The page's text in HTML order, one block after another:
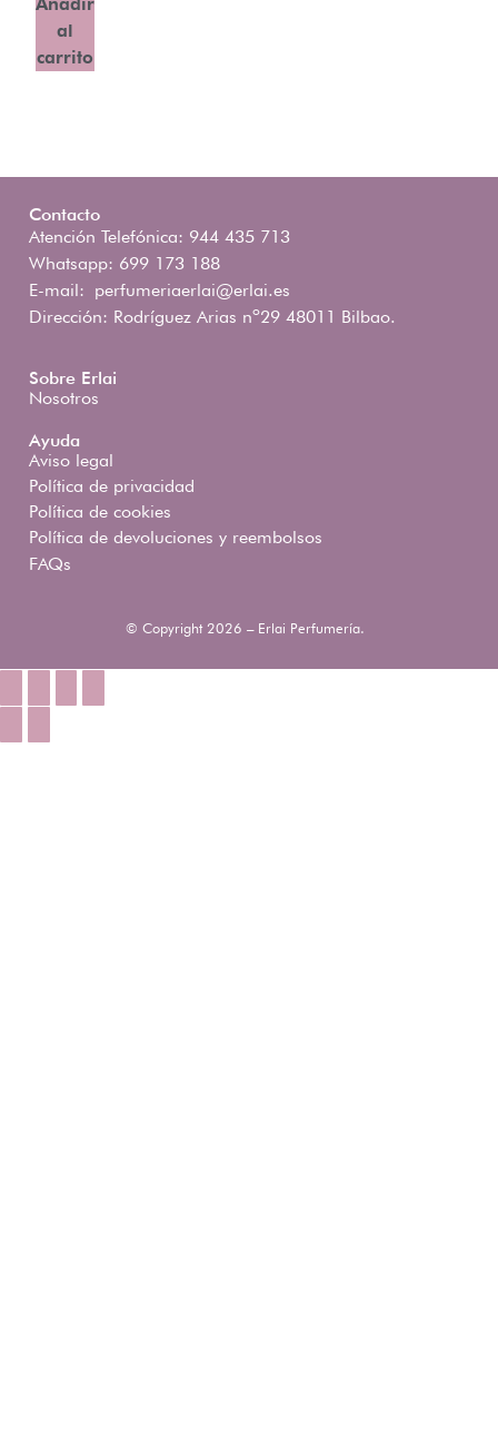
al
carrito
Contacto
Atención Telefónica: 944 435 713
Whatsapp: 699 173 188
E-mail: perfumeriaerlai@erlai.es
Dirección: Rodríguez Arias nº29 48011 Bilbao.
Sobre Erlai
Nosotros
Ayuda
Aviso legal
Política de privacidad
Política de cookies
Política de devoluciones y reembolsos
FAQs
© Copyright 2026 – Erlai Perfumería.